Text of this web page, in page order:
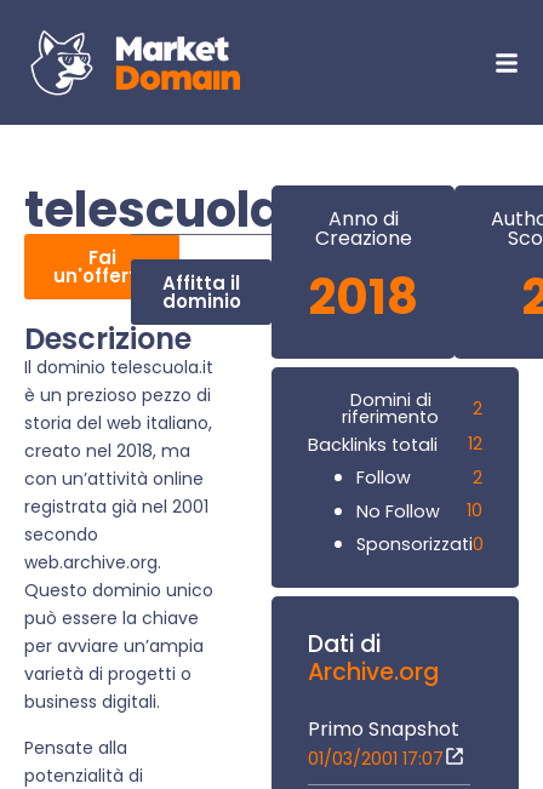
telescuola.it
Fai
un'offerta Affitta il
dominio
Descrizione
Il dominio telescuola.it
è un prezioso pezzo di
storia del web italiano,
creato nel 2018, ma
con un’attività online
registrata già nel 2001
secondo
web.archive.org.
Questo dominio unico
può essere la chiave
per avviare un’ampia
varietà di progetti o
business digitali.
Pensate alla
potenzialità di
Anno di
Creazione
2018
Domini di
riferimento
2
Backlinks totali
12
Follow
2
No Follow
10
Sponsorizzati0
Dati di
Archive.org
Primo Snapshot
01/03/2001 17:07